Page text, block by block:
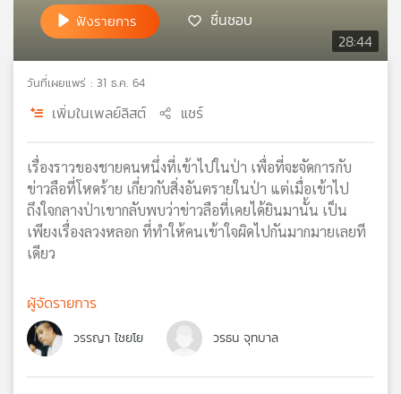
เพลง
บทความ
ข่าว
และ
กิจกรรม
เรา
28:44
ฟังรายการ ชื่นชอบ
วันที่เผยแพร่ : 31 ธ.ค. 64
เพิ่มในเพลย์ลิสต์ แชร์
เรื่องราวของชายคนหนึ่งที่เข้าไปในป่า เพื่อที่จะจัดการกับ
ข่าวลือที่โหดร้าย เกี่ยวกับสิ่งอันตรายในป่า แต่เมื่อเข้าไป
ถึงใจกลางป่าเขากลับพบว่าข่าวลือที่เคยได้ยินมานั้น เป็น
เพียงเรื่องลวงหลอก ที่ทำให้คนเข้าใจผิดไปกันมากมายเลยที
เดียว
ผู้จัดรายการ
วรรญา ไชยโย วรธน จุทบาล